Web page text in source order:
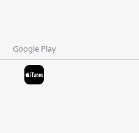
Google Play